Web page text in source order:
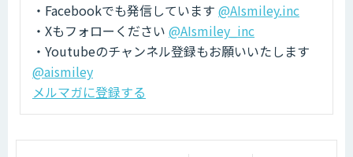
・Facebookでも発信しています @AIsmiley.inc
・Xもフォローください @AIsmiley_inc
・Youtubeのチャンネル登録もお願いいたします
@aismiley
メルマガに登録する